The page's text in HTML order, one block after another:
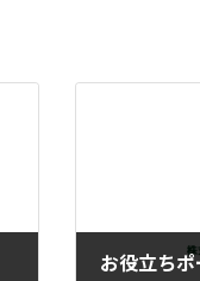
お役立ち